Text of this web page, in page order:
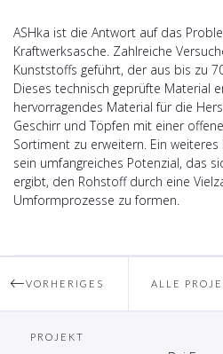
ASHka ist die Antwort auf das
Kraftwerksasche. Zahlreiche
Kunststoffs geführt, der aus bis zu
Dieses technisch geprüfte Material
hervorragendes Material für die
Geschirr und Töpfen mit einer
Sortiment zu erweitern. Ein
sein umfangreiches Potenzial, das
ergibt, den Rohstoff durch eine
Umformprozesse zu formen.
VORHERIGES
PROJEKT
ALLE